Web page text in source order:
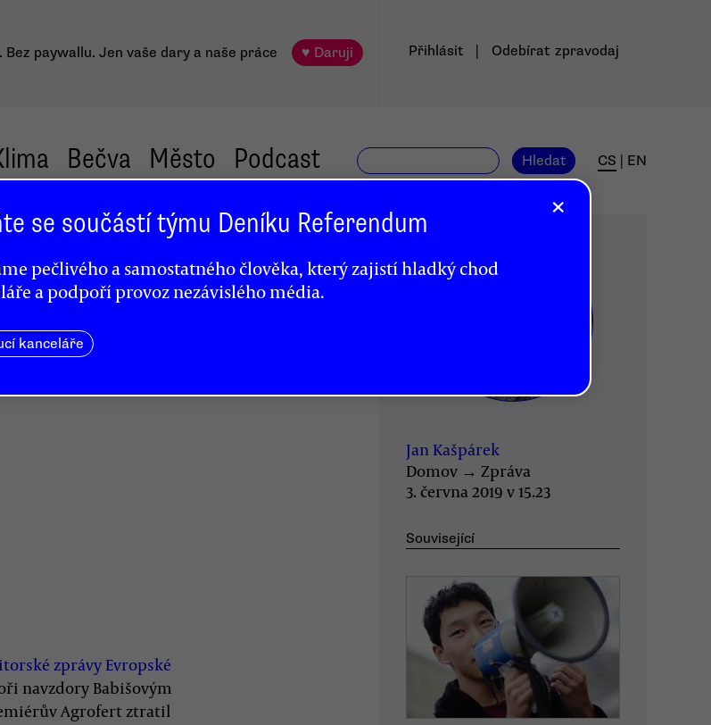
Bez paywallu. Jen vaše dary a naše práce ♥ Daruji Přihlásit Odebírat zpravodaj
Bečva Město Podcast Hledat CS EN
zprávy Evropské
navzdory Babišovým
Agrofert ztratil
Jan Kašpárek
Domov → Zpráva
3. června 2019 v 15.23
Související
×
se součástí týmu Deníku Referendum
pečlivého a samostatného člověka, který zajistí hladký chod
a podpoří provoz nezávislého média.
kanceláře